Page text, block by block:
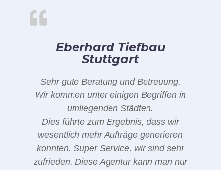
Eberhard Tiefbau
Stuttgart
Sehr gute Beratung und Betreuung.
Wir kommen unter einigen Begriffen in
umliegenden Städten.
Dies führte zum Ergebnis, dass wir
wesentlich mehr Aufträge generieren
konnten. Super Service, wir sind sehr
zufrieden. Diese Agentur kann man nur